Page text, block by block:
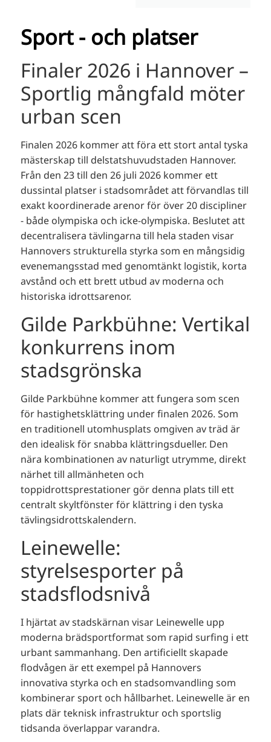
Sport - och platser
Finaler 2026 i Hannover –
Sportlig mångfald möter
urban scen
Finalen 2026 kommer att föra ett stort antal tyska
mästerskap till delstatshuvudstaden Hannover.
Från den 23 till den 26 juli 2026 kommer ett
dussintal platser i stadsområdet att förvandlas till
exakt koordinerade arenor för över 20 discipliner
- både olympiska och icke-olympiska. Beslutet att
decentralisera tävlingarna till hela staden visar
Hannovers strukturella styrka som en mångsidig
evenemangsstad med genomtänkt logistik, korta
avstånd och ett brett utbud av moderna och
historiska idrottsarenor.
Gilde Parkbühne: Vertikal
konkurrens inom
stadsgrönska
Gilde Parkbühne kommer att fungera som scen
för hastighetsklättring under finalen 2026. Som
en traditionell utomhusplats omgiven av träd är
den idealisk för snabba klättringsdueller. Den
nära kombinationen av naturligt utrymme, direkt
närhet till allmänheten och
toppidrottsprestationer gör denna plats till ett
centralt skyltfönster för klättring i den tyska
tävlingsidrottskalendern.
Leinewelle:
styrelsesporter på
stadsflodsnivå
I hjärtat av stadskärnan visar Leinewelle upp
moderna brädsportformat som rapid surfing i ett
urbant sammanhang. Den artificiellt skapade
flodvågen är ett exempel på Hannovers
innovativa styrka och en stadsomvandling som
kombinerar sport och hållbarhet. Leinewelle är en
plats där teknisk infrastruktur och sportslig
tidsanda överlappar varandra.